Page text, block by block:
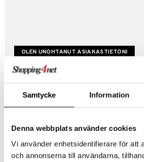
Samtycke Information
Denna webbplats använder cookies
Vi använder enhetsidentifierare för att
och annonserna till användarna,
Luo uusi asiakas
Hyviä tarjouksia
Kestotilaus
Arvostele tuotteita
Toivelistat